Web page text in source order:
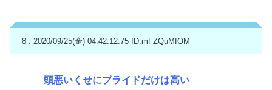
8 : 2020/09/25(金) 04:42:12.75 ID:mFZQuMfOM
頭悪いくせにプライドだけは高い